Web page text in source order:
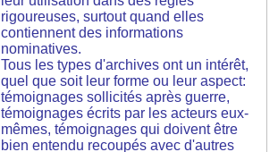
rigoureuses, surtout quand elles
contiennent des informations
nominatives.
Tous les types d'archives ont un intérêt,
quel que soit leur forme ou leur aspect:
témoignages sollicités après guerre,
témoignages écrits par les acteurs eux-
mêmes, témoignages qui doivent être
bien entendu recoupés avec d'autres